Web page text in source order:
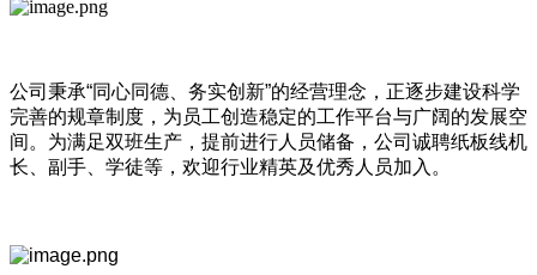
公司秉承“同心同德、务实创新”的经营理念，正逐步建设科学
完善的规章制度，为员工创造稳定的工作平台与广阔的发展空
间。为满足双班生产，提前进行人员储备，公司诚聘纸板线机
长、副手、学徒等，欢迎行业精英及优秀人员加入。